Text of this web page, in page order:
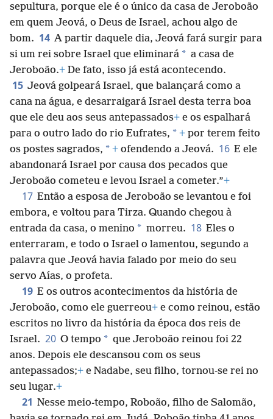
sepultura, porque ele é o único da casa de Jeroboão
em quem Jeová, o Deus de Israel, achou algo de
bom. 14 A partir daquele dia, Jeová fará surgir para
si um rei sobre Israel que eliminará * a casa de
Jeroboão.+ De fato, isso já está acontecendo.
15 Jeová golpeará Israel, que balançará como a
cana na água, e desarraigará Israel desta terra boa
que ele deu aos seus antepassados+ e os espalhará
para o outro lado do rio Eufrates, * + por terem feito
os postes sagrados, * + ofendendo a Jeová. 16 E ele
abandonará Israel por causa dos pecados que
Jeroboão cometeu e levou Israel a cometer.”+
17 Então a esposa de Jeroboão se levantou e foi
embora, e voltou para Tirza. Quando chegou à
entrada da casa, o menino * morreu. 18 Eles o
enterraram, e todo o Israel o lamentou, segundo a
palavra que Jeová havia falado por meio do seu
servo Aías, o profeta.
19 E os outros acontecimentos da história de
Jeroboão, como ele guerreou+ e como reinou, estão
escritos no livro da história da época dos reis de
Israel. 20 O tempo * que Jeroboão reinou foi 22
anos. Depois ele descansou com os seus
antepassados;+ e Nadabe, seu filho, tornou-se rei no
seu lugar.+
21 Nesse meio-tempo, Roboão, filho de Salomão,